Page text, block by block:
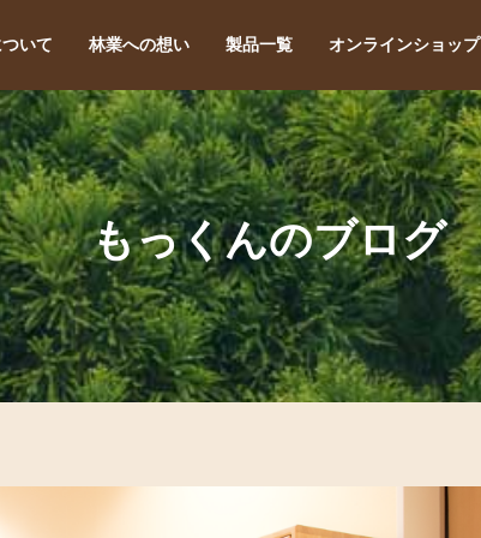
いて 林業への想い 製品一覧 オンラインショップ
もっくんのブログ